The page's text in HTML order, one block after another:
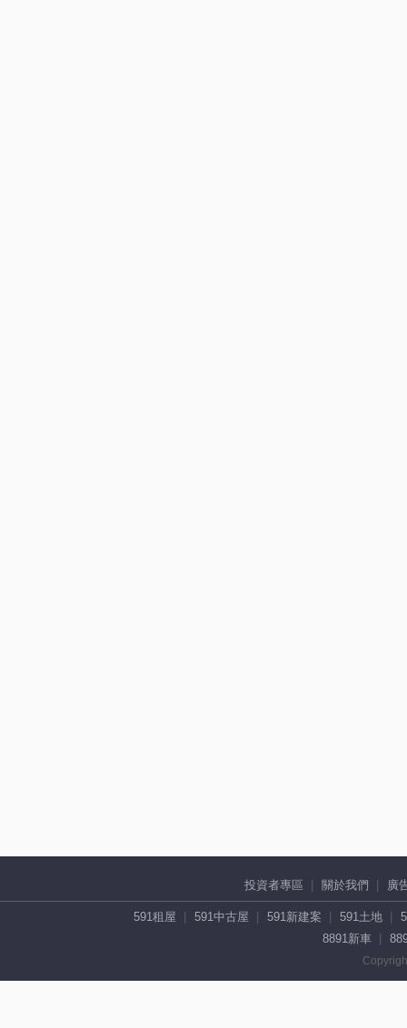
投資者專區 關於我們 廣
591租屋 591中古屋 591新建案 591土地
8891新車